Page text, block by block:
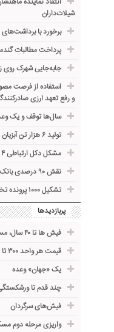
انتقاد نماینده
شیلات‌داران
برخورد با
پرداخت مطالبات
جابه‌جایی شهرک روی
استفاده از فرصت
و رفع تعهد ارزی
سال‌ها توقف و یک
تولید ۶ هزار تن آبزیان در زنجان
مشکل دکل ارتباطی ۴ روستای ماهنشان حل می‌شود
نقش ۹۰ درصدی بانک‌ها در تامین مالی اقتصاد کشور
تشکیل ۱۰۰۰ پرونده تخلف صنفی در زنجان
پربازدیدها
فیش ها تا ۴۰ سال، مسکن نمی‌شوند
قیمت هر واحد ۳۰۰ تا ۵۶۰ میلیون
یک «جهان» وعده
چند قدم تا
فیش‌های سرگردان
واریزی مرحله دوم